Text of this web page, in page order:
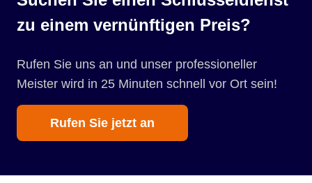
zu einem vernünftigen Preis?
Rufen Sie uns an und unser professioneller
Meister wird in 25 Minuten schnell vor Ort sein!
Rufen Sie jetzt an